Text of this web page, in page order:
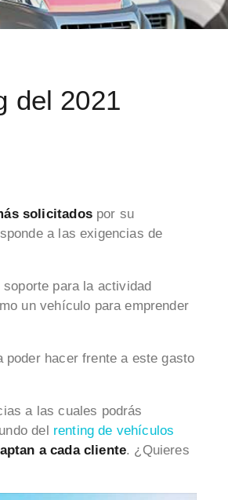
del 2021
solicitadospor su
a las exigencias de
soporte para la actividad
un vehículo para emprender
poder hacer frente a este gasto
a las cuales podrás
del renting de vehículos
a cada cliente. ¿Quieres